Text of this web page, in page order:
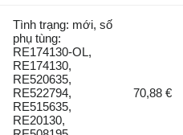
Tình trạng: mới, số
phụ tùng:
RE174130-OL,
RE174130,
RE520635,
RE522794,
RE515635,
RE20130,
70,88 €